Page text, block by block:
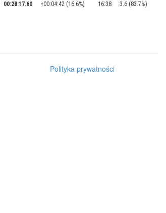
00:28:17.60 +00:04:42 (16.6%) 16:38 3.6 (83.7%)
Polityka prywatności